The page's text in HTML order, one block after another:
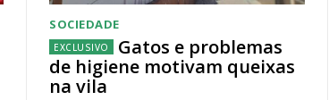
SOCIEDADE
Gatos e problemas
de higiene motivam queixas
na vila